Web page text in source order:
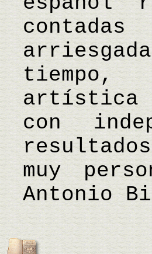
tiempo,
artística
con
muy
Antonio